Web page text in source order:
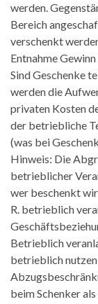
werden.
Bereich
verschenkt
Entnahme
Sind Geschenke
werden die
privaten Kosten
der betriebliche
(was bei
Hinweis: Die
betrieblicher
wer beschenkt
R. betrieblich
Betrieblich
betrieblich
beim Schenker